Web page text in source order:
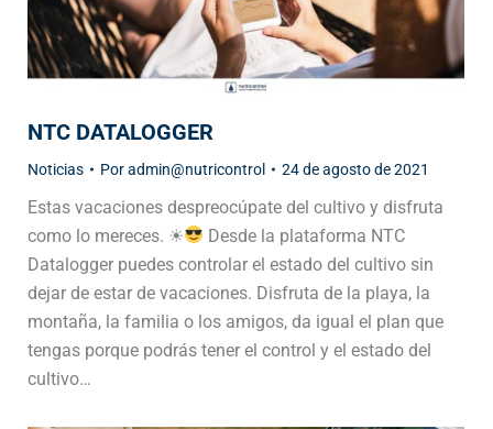
NTC DATALOGGER
Noticias Poradmin@nutricontrol 24 de agosto de 2021
Estas vacaciones despreocúpate del cultivo y disfruta
como lo mereces. ☀
Desde la plataforma NTC
Datalogger puedes controlar el estado del cultivo sin
dejar de estar de vacaciones. Disfruta de la playa, la
montaña, la familia o los amigos, da igual el plan que
tengas porque podrás tener el control y el estado del
cultivo…